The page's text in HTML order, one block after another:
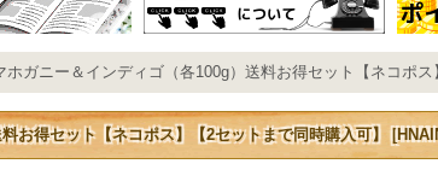
ホガニー＆インディゴ（各100g）送料お得セット【ネコポ
お得セット【ネコポス】【2セットまで同時購入可】 [